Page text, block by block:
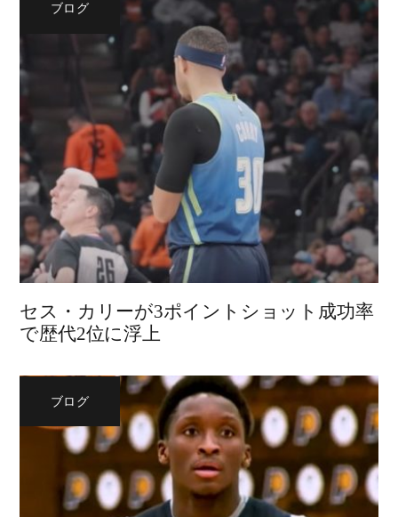
ブログ
セス・カリーが3ポイントショット成功率
で歴代2位に浮上
ブログ